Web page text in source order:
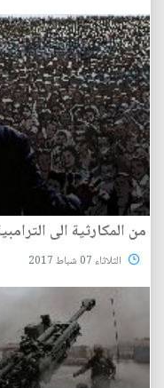
من المكارثية الى
الثلاثاء 07 شباط 2017